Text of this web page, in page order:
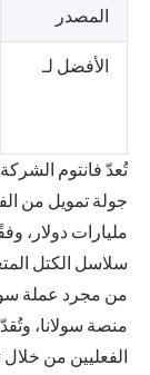
المصدر
الأفضل لـ
مليارات دولار،
سلاسل الكتل
من مجرد عملة
منصة سولانا،
الفعليين من